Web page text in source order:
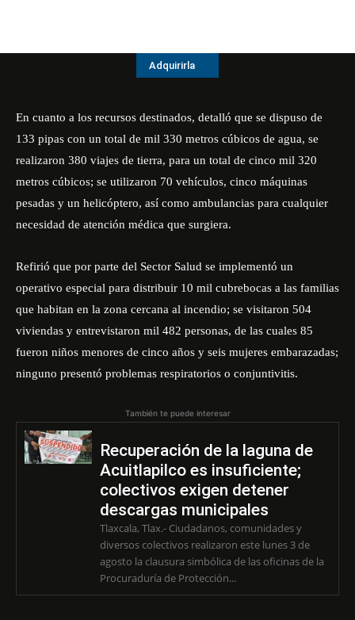
Adquirirla
En cuanto a los recursos destinados, detalló que se dispuso de
133 pipas con un total de mil 330 metros cúbicos de agua, se
realizaron 380 viajes de tierra, para un total de cinco mil 320
metros cúbicos; se utilizaron 70 vehículos, cinco máquinas
pesadas y un helicóptero, así como ambulancias para cualquier
necesidad de atención médica que surgiera.
Refirió que por parte del Sector Salud se implementó un
operativo especial para distribuir 10 mil cubrebocas a las familias
que habitan en la zona cercana al incendio; se visitaron 504
viviendas y entrevistaron mil 482 personas, de las cuales 85
fueron niños menores de cinco años y seis mujeres embarazadas;
ninguno presentó problemas respiratorios o conjuntivitis.
También te puede interesar
Recuperación de la laguna de
Acuitlapilco es insuficiente;
colectivos exigen detener
descargas municipales
Tlaxcala, Tlax.- Ciudadanos, comunidades y
diversos colectivos realizaron este lunes 3 de
agosto la clausura simbólica de las oficinas de la
Procuraduría de Protección...